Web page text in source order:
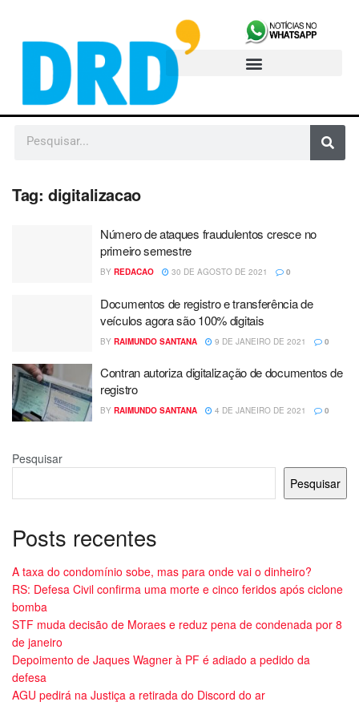
Tag: digitalizacao
Número de ataques fraudulentos cresce no
primeiro semestre
BY REDACAO 30 DE AGOSTO DE 2021 0
Documentos de registro e transferência de
veículos agora são 100% digitais
BY RAIMUNDO SANTANA 9 DE JANEIRO DE 2021 0
Contran autoriza digitalização de documentos de
registro
BY RAIMUNDO SANTANA 4 DE JANEIRO DE 2021 0
Pesquisar
Pesquisar
Posts recentes
A taxa do condomínio sobe, mas para onde vai o dinheiro?
RS: Defesa Civil confirma uma morte e cinco feridos após ciclone
bomba
STF muda decisão de Moraes e reduz pena de condenada por 8
de janeiro
Depoimento de Jaques Wagner à PF é adiado a pedido da
defesa
AGU pedirá na Justiça a retirada do Discord do ar